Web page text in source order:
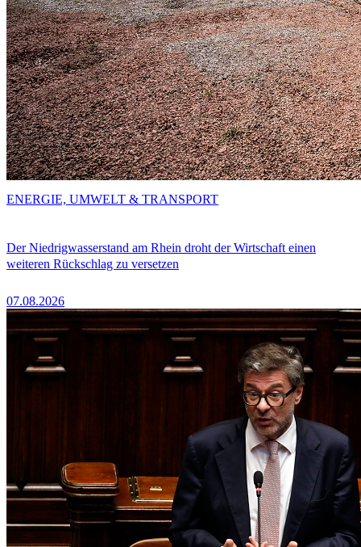
Der Niedrigwasserstand am Rhein droht der Wirtschaft einen
weiteren Rückschlag zu versetzen
07.08.2026
ENERGIE, UMWELT & TRANSPORT